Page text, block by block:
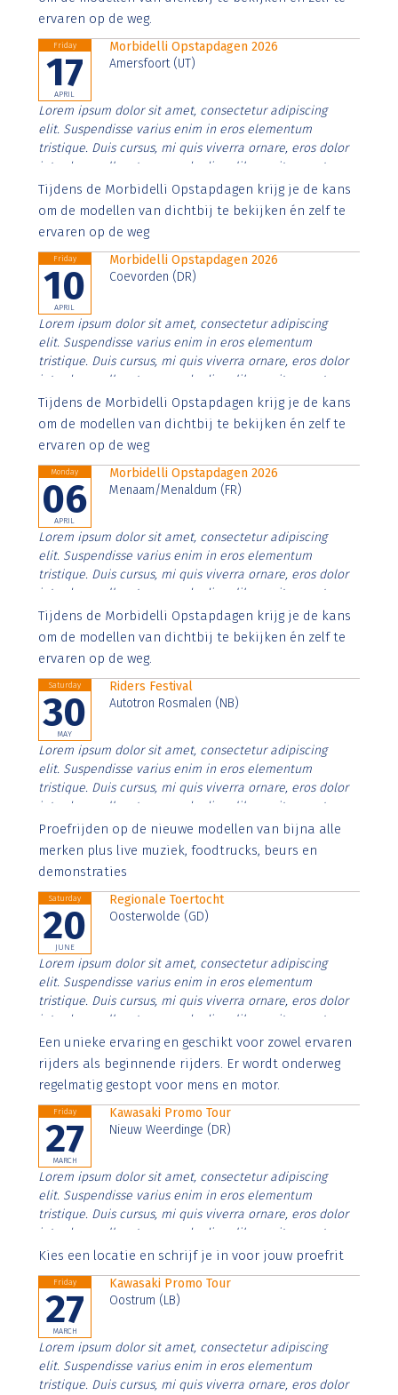
ervaren op de weg.
Friday
17
APRIL
Morbidelli Opstapdagen 2026
Amersfoort (UT)
Lorem ipsum dolor sit amet, consectetur adipiscing
elit. Suspendisse varius enim in eros elementum
tristique. Duis cursus, mi quis viverra ornare, eros dolor
interdum nulla, ut commodo diam libero vitae erat.
Aenean faucibus nibh et justo cursus id rutrum lorem
imperdiet. Nunc ut sem vitae risus tristique posuere.
Tijdens de Morbidelli Opstapdagen krijg je de kans
om de modellen van dichtbij te bekijken én zelf te
ervaren op de weg
Friday
10
APRIL
Morbidelli Opstapdagen 2026
Coevorden (DR)
Lorem ipsum dolor sit amet, consectetur adipiscing
elit. Suspendisse varius enim in eros elementum
tristique. Duis cursus, mi quis viverra ornare, eros dolor
interdum nulla, ut commodo diam libero vitae erat.
Aenean faucibus nibh et justo cursus id rutrum lorem
imperdiet. Nunc ut sem vitae risus tristique posuere.
Tijdens de Morbidelli Opstapdagen krijg je de kans
om de modellen van dichtbij te bekijken én zelf te
ervaren op de weg
Monday
06
APRIL
Morbidelli Opstapdagen 2026
Menaam/Menaldum (FR)
Lorem ipsum dolor sit amet, consectetur adipiscing
elit. Suspendisse varius enim in eros elementum
tristique. Duis cursus, mi quis viverra ornare, eros dolor
interdum nulla, ut commodo diam libero vitae erat.
Aenean faucibus nibh et justo cursus id rutrum lorem
imperdiet. Nunc ut sem vitae risus tristique posuere.
Tijdens de Morbidelli Opstapdagen krijg je de kans
om de modellen van dichtbij te bekijken én zelf te
ervaren op de weg.
Saturday
30
MAY
Riders Festival
Autotron Rosmalen (NB)
Lorem ipsum dolor sit amet, consectetur adipiscing
elit. Suspendisse varius enim in eros elementum
tristique. Duis cursus, mi quis viverra ornare, eros dolor
interdum nulla, ut commodo diam libero vitae erat.
Aenean faucibus nibh et justo cursus id rutrum lorem
imperdiet. Nunc ut sem vitae risus tristique posuere.
Proefrijden op de nieuwe modellen van bijna alle
merken plus live muziek, foodtrucks, beurs en
demonstraties
Saturday
20
JUNE
Regionale Toertocht
Oosterwolde (GD)
Lorem ipsum dolor sit amet, consectetur adipiscing
elit. Suspendisse varius enim in eros elementum
tristique. Duis cursus, mi quis viverra ornare, eros dolor
interdum nulla, ut commodo diam libero vitae erat.
Aenean faucibus nibh et justo cursus id rutrum lorem
imperdiet. Nunc ut sem vitae risus tristique posuere.
Een unieke ervaring en geschikt voor zowel ervaren
rijders als beginnende rijders. Er wordt onderweg
regelmatig gestopt voor mens en motor.
Friday
27
MARCH
Kawasaki Promo Tour
Nieuw Weerdinge (DR)
Lorem ipsum dolor sit amet, consectetur adipiscing
elit. Suspendisse varius enim in eros elementum
tristique. Duis cursus, mi quis viverra ornare, eros dolor
interdum nulla, ut commodo diam libero vitae erat.
Aenean faucibus nibh et justo cursus id rutrum lorem
Kies een locatie en schrijf je in voor jouw proefrit
Friday
27
MARCH
Kawasaki Promo Tour
Oostrum (LB)
Lorem ipsum dolor sit amet, consectetur adipiscing
elit. Suspendisse varius enim in eros elementum
tristique. Duis cursus, mi quis viverra ornare, eros dolor